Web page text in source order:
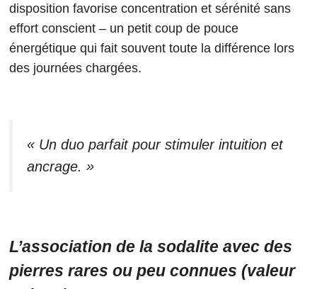
disposition favorise concentration et sérénité sans
effort conscient – un petit coup de pouce
énergétique qui fait souvent toute la différence lors
des journées chargées.
« Un duo parfait pour stimuler intuition et
ancrage. »
L’association de la sodalite avec des
pierres rares ou peu connues (valeur